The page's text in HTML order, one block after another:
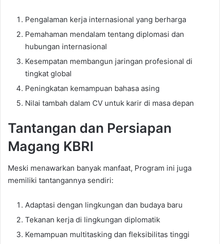
Pengalaman kerja internasional yang berharga
Pemahaman mendalam tentang diplomasi dan
hubungan internasional
Kesempatan membangun jaringan profesional di
tingkat global
Peningkatan kemampuan bahasa asing
Nilai tambah dalam CV untuk karir di masa depan
Tantangan dan Persiapan
Magang KBRI
Meski menawarkan banyak manfaat, Program ini juga
memiliki tantangannya sendiri:
Adaptasi dengan lingkungan dan budaya baru
Tekanan kerja di lingkungan diplomatik
Kemampuan multitasking dan fleksibilitas tinggi